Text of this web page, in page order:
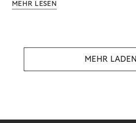
MEHR LESEN
MEHR LADEN